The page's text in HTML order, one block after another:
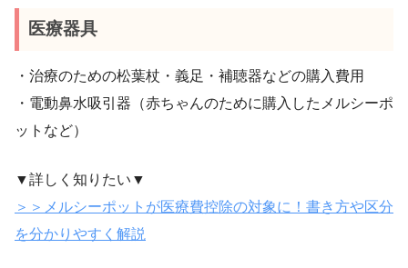
医療器具
・治療のための松葉杖・義足・補聴器などの購入費用
・電動鼻水吸引器（赤ちゃんのために購入したメルシーポ
ットなど）
▼詳しく知りたい▼
＞＞メルシーポットが医療費控除の対象に！書き方や区分
を分かりやすく解説